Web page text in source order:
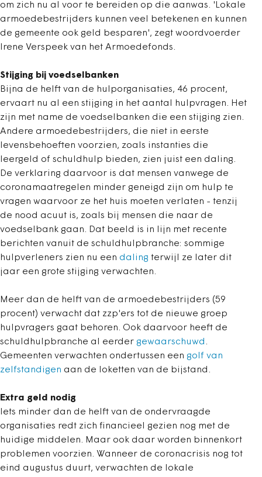
om zich nu al voor te bereiden op die aanwas. 'Lokale
armoedebestrijders kunnen veel betekenen en kunnen
de gemeente ook geld besparen', zegt woordvoerder
Irene Verspeek van het Armoedefonds.
Stijging bij voedselbanken
Bijna de helft van de hulporganisaties, 46 procent,
ervaart nu al een stijging in het aantal hulpvragen. Het
zijn met name de voedselbanken die een stijging zien.
Andere armoedebestrijders, die niet in eerste
levensbehoeften voorzien, zoals instanties die
leergeld of schuldhulp bieden, zien juist een daling.
De verklaring daarvoor is dat mensen vanwege de
coronamaatregelen minder geneigd zijn om hulp te
vragen waarvoor ze het huis moeten verlaten - tenzij
de nood acuut is, zoals bij mensen die naar de
voedselbank gaan. Dat beeld is in lijn met recente
berichten vanuit de schuldhulpbranche: sommige
hulpverleners zien nu een daling terwijl ze later dit
jaar een grote stijging verwachten.
Meer dan de helft van de armoedebestrijders (59
procent) verwacht dat zzp'ers tot de nieuwe groep
hulpvragers gaat behoren. Ook daarvoor heeft de
schuldhulpbranche al eerder gewaarschuwd .
Gemeenten verwachten ondertussen een golf van
zelfstandigen aan de loketten van de bijstand.
Extra geld nodig
Iets minder dan de helft van de ondervraagde
organisaties redt zich financieel gezien nog met de
huidige middelen. Maar ook daar worden binnenkort
problemen voorzien. Wanneer de coronacrisis nog tot
eind augustus duurt, verwachten de lokale